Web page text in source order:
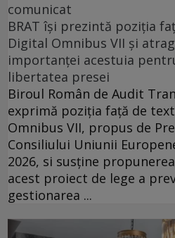
comunicat
BRAT își prezintă poziția
Digital Omnibus VII și
importanței acestuia
libertatea presei
Biroul Român de Audit
exprimă poziția față de
Omnibus VII, propus de
Consiliului Uniunii
2026, si susține
acest proiect de lege a
gestionarea ...